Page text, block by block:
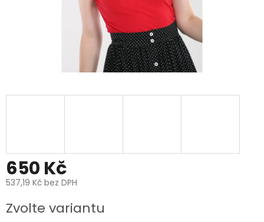
650 Kč
537,19 Kč bez DPH
cena:
Zvolte variantu